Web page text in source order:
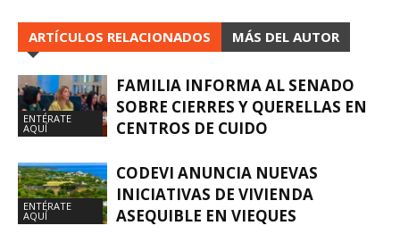
ARTÍCULOS RELACIONADOS MÁS DEL AUTOR
ENTÉRATE
AQUÍ
FAMILIA INFORMA AL SENADO
SOBRE CIERRES Y QUERELLAS EN
CENTROS DE CUIDO
ENTÉRATE
AQUÍ
CODEVI ANUNCIA NUEVAS
INICIATIVAS DE VIVIENDA
ASEQUIBLE EN VIEQUES